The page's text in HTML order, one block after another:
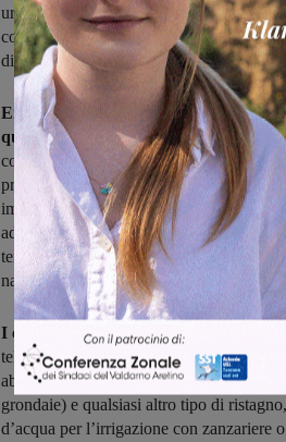
urbani, le scuole, i giardini pubblici e le
comunali: tutti luoghi, di competenza
distribuite le pasticche di insetticida per
Entrambe le amministrazioni comunali
questa campagnapuò avere effetto se
comportamenti da parte dei cittadini
private. Infatti per una lotta efficace alle
importante è quello della prevenzione,
adulto e prima che possa deporre le
tenere conto che le zanzare non si
nascono.
I consigli sono di eliminare le piccole
teli di nailon che formano pozze
abbandonati, barattoli, bidoni, foglie e
grondaie) e qualsiasi altro tipo di
d’acqua per l’irrigazione con zanzariere